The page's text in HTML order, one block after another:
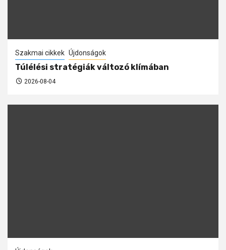
Szakmai cikkek Újdonságok
Túlélési stratégiák változó klímában
2026-08-04